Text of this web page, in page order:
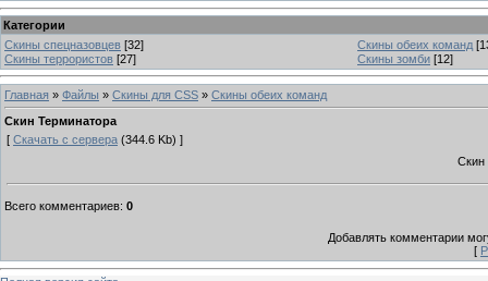
Категории
Скины спецназовцев [32] Скины обеих команд
Скины террористов [27] Скины зомби [12]
Главная » Файлы » Скины для CSS » Скины обеих команд
Скин Терминатора
[ Скачать с сервера (344.6 Kb) ]
Скин
Всего комментариев: 0
Добавлять комментарии
[